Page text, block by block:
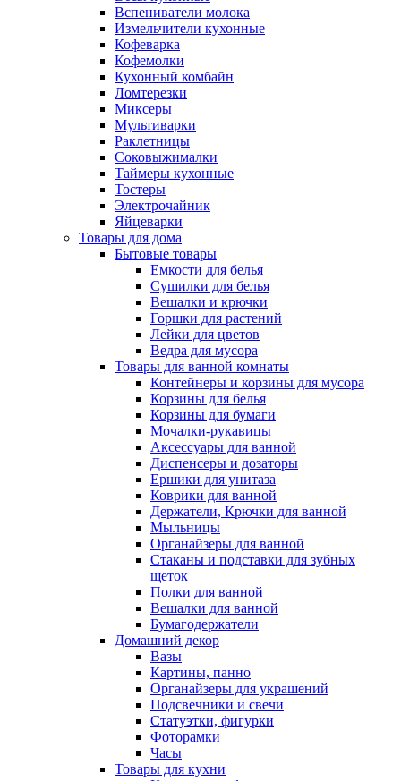
Вспениватели молока
Измельчители кухонные
Кофеварка
Кофемолки
Кухонный комбайн
Ломтерезки
Миксеры
Мультиварки
Раклетницы
Соковыжималки
Таймеры кухонные
Тостеры
Электрочайник
Яйцеварки
Товары для дома
Бытовые товары
Емкости для белья
Сушилки для белья
Вешалки и крючки
Горшки для растений
Лейки для цветов
Ведра для мусора
Товары для ванной комнаты
Контейнеры и корзины для мусора
Корзины для белья
Корзины для бумаги
Мочалки-рукавицы
Аксессуары для ванной
Диспенсеры и дозаторы
Ершики для унитаза
Коврики для ванной
Держатели, Крючки для ванной
Мыльницы
Органайзеры для ванной
Стаканы и подставки для зубных
щеток
Полки для ванной
Вешалки для ванной
Бумагодержатели
Домашний декор
Вазы
Картины, панно
Органайзеры для украшений
Подсвечники и свечи
Статуэтки, фигурки
Фоторамки
Часы
Товары для кухни